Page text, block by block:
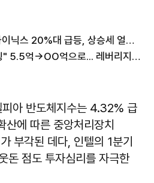
"불장 신호탄?"...삼전·하이닉스 20%대 급등, 상승세 얼마나 갈까?
"하이닉스 믿고 2배 베팅" 5.5억→OO억으로... 레버리지 '풀베팅'의 최후
아 반도체지수는 4.32% 급
에 따른 중앙처리장치
부각된 데다, 인텔의 1분기
돈 점도 투자심리를 자극한